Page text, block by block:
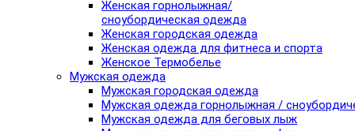
Женская горнолыжная/
сноубордическая одежда
Женская городская одежда
Женская одежда для фитнеса и спорта
Женское Термобелье
Мужская одежда
Мужская городская одежда
Мужская одежда горнолыжная /
Мужская одежда для беговых лыж